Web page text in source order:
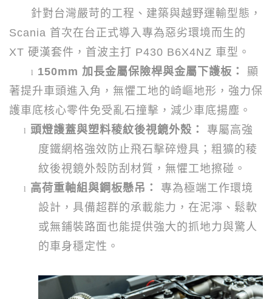
針對台灣嚴苛的工程、建築與越野運輸型態，
Scania 首次在台正式導入專為惡劣環境而生的
XT 硬漢套件，首波主打 P430 B6X4NZ 車型。
l 150mm 加長金屬保險桿與金屬下護板：
顯
著提升車頭進入角，無懼工地的崎嶇地形，強力保
護車底核心零件免受亂石撞擊，減少車底揚塵。
l 頭燈護蓋與塑料稜紋後視鏡外殼：
專屬高強
度鐵網格強效防止飛石擊碎燈具；粗獷的稜
紋後視鏡外殼防刮材質，無懼工地擦碰。
l 高荷重軸組與鋼板懸吊：
專為極端工作環境
設計，具備超群的承載能力，在泥濘、鬆軟
或無鋪裝路面也能提供強大的抓地力與驚人
的車身穩定性。